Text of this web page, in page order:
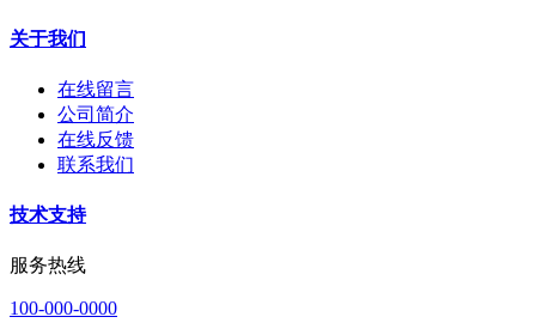
关于我们
在线留言
公司简介
在线反馈
联系我们
技术支持
服务热线
100-000-0000